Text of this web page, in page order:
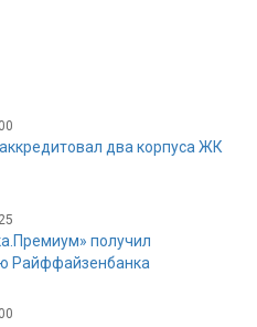
два корпуса ЖК
получил
Райффайзенбанка